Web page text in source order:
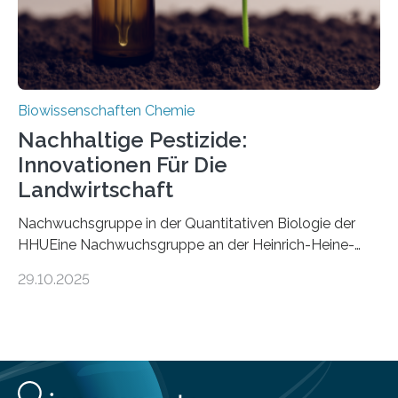
Biowissenschaften Chemie
Nachhaltige Pestizide:
Innovationen Für Die
Landwirtschaft
Nachwuchsgruppe in der Quantitativen Biologie der
HHUEine Nachwuchsgruppe an der Heinrich-Heine-
fünf Jahren erforschen, wie Bakterien auf
Insektenblume. Das Bundesministerium für Forschung,
Technologie und Raumfahrt (BMFTR) fördert das
29.10.2025